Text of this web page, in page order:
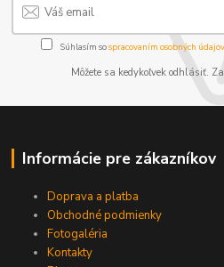
Súhlasím sospracovaním osobných údajov
Môžete sa kedykoľvek odhlásiť.
Informácie pre zákazníkov
Doprava a platba
Obchodné podmienky
Fotogaléria
Kontakty